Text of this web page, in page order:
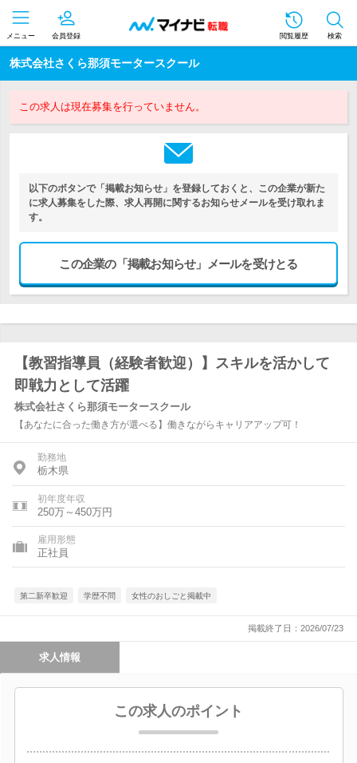
メニュー 会員登録 閲覧履歴 検索
株式会社さくら那須モータースクール
この求人は現在募集を行っていません。
以下のボタンで「掲載お知らせ」を登録しておくと、この企業が新た
に求人募集をした際、求人再開に関するお知らせメールを受け取れま
す。
この企業の「掲載お知らせ」メールを受けとる
【教習指導員（経験者歓迎）】スキルを活かして
即戦力として活躍
株式会社さくら那須モータースクール
【あなたに合った働き方が選べる】働きながらキャリアアップ可！
勤務地
栃木県
初年度年収
250万～450万円
雇用形態
正社員
第二新卒歓迎 学歴不問 女性のおしごと掲載中
掲載終了日：2026/07/23
求人情報
この求人のポイント